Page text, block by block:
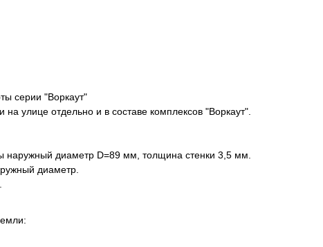
серии "Воркаут"
на улице отдельно и в составе комплексов "Воркаут".
наружный диаметр D=89 мм, толщина стенки 3,5 мм.
диаметр.